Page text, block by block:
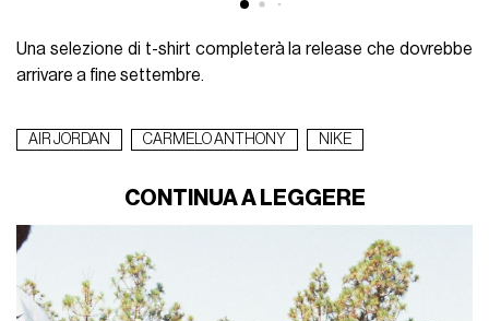
Una selezione di t-shirt completerà la release che dovrebbe
arrivare a fine settembre.
AIR JORDAN CARMELO ANTHONY NIKE
CONTINUA A LEGGERE